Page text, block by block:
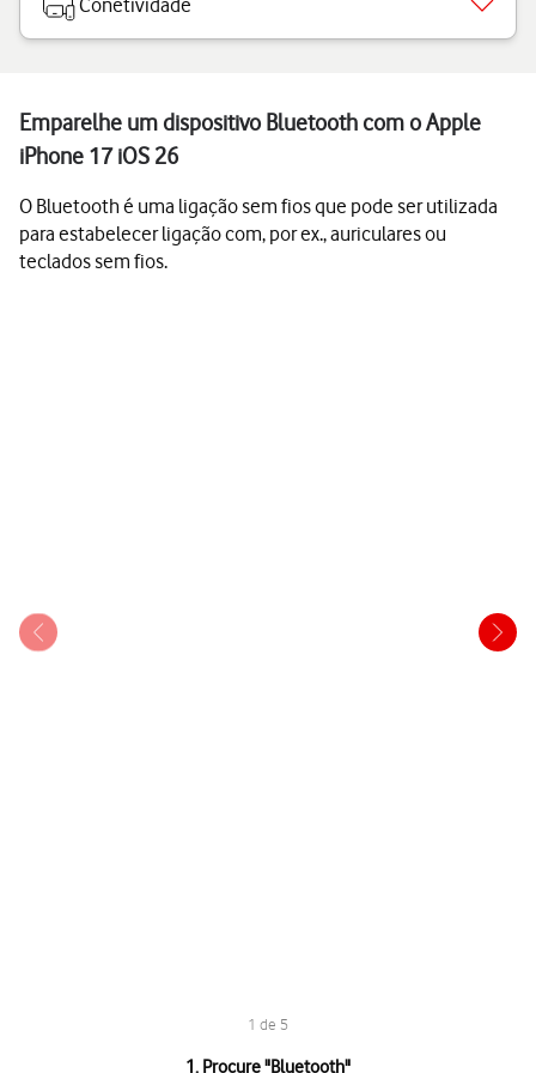
Conetividade
Emparelhe um dispositivo Bluetooth com o Apple
iPhone 17 iOS 26
O Bluetooth é uma ligação sem fios que pode ser utilizada
para estabelecer ligação com, por ex., auriculares ou
teclados sem fios.
1 de 5
1. Procure "Bluetooth"